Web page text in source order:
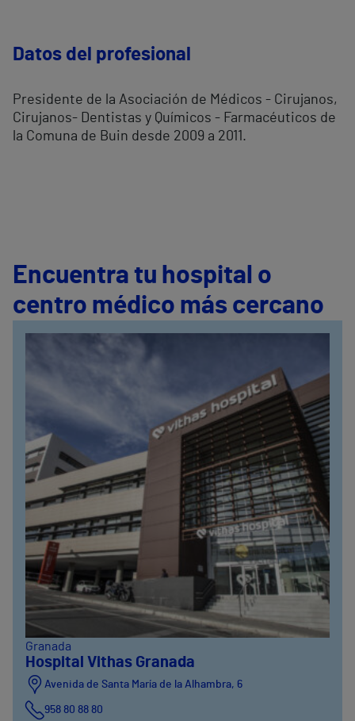
Datos del profesional
Presidente de la Asociación de Médicos - Cirujanos,
Cirujanos- Dentistas y Químicos - Farmacéuticos de
la Comuna de Buin desde 2009 a 2011.
Encuentra tu hospital o
centro médico más cercano
Granada
Hospital Vithas Granada
Avenida de Santa María de la Alhambra, 6
958 80 88 80